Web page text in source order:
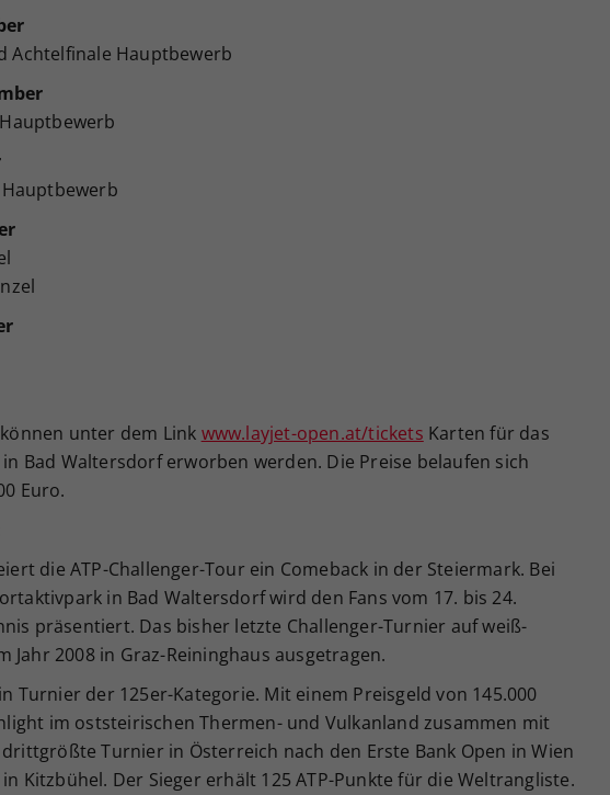
Achtelfinale Hauptbewerb
unter dem Link www.layjet-open.at/tickets Karten für das
Bad Waltersdorf erworben werden. Die Preise belaufen sich
Euro.
die ATP-Challenger-Tour ein Comeback in der Steiermark. Bei
in Bad Waltersdorf wird den Fans vom 17. bis 24.
präsentiert. Das bisher letzte Challenger-Turnier auf weiß-
Jahr 2008 in Graz-Reininghaus ausgetragen.
Turnier der 125er-Kategorie. Mit einem Preisgeld von 145.000
im oststeirischen Thermen- und Vulkanland zusammen mit
Turnier in Österreich nach den Erste Bank Open in Wien
Kitzbühel. Der Sieger erhält 125 ATP-Punkte für die Weltrangliste.